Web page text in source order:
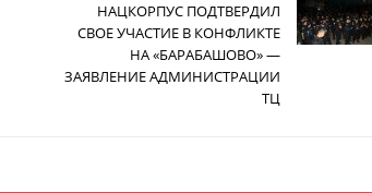
НАЦКОРПУС ПОДТВЕРДИЛ
СВОЕ УЧАСТИЕ В КОНФЛИКТЕ
НА «БАРАБАШОВО» —
ЗАЯВЛЕНИЕ АДМИНИСТРАЦИИ
ТЦ